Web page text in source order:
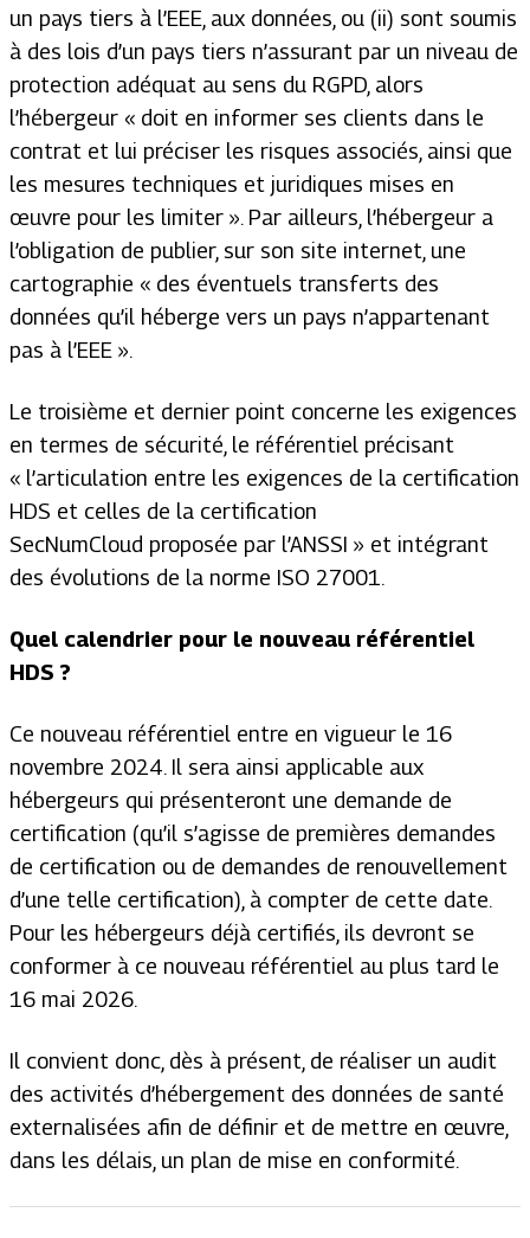
un pays tiers à l’EEE, aux données, ou (ii) sont soumis
à des lois d’un pays tiers n’assurant par un niveau de
protection adéquat au sens du RGPD, alors
l’hébergeur « doit en informer ses clients dans le
contrat et lui préciser les risques associés, ainsi que
les mesures techniques et juridiques mises en
œuvre pour les limiter ». Par ailleurs, l’hébergeur a
l’obligation de publier, sur son site internet, une
cartographie « des éventuels transferts des
données qu’il héberge vers un pays n’appartenant
pas à l’EEE ».
Le troisième et dernier point concerne les exigences
en termes de sécurité, le référentiel précisant
« l’articulation entre les exigences de la certification
HDS et celles de la certification
SecNumCloud proposée par l’ANSSI » et intégrant
des évolutions de la norme ISO 27001.
Quel calendrier pour le nouveau référentiel
HDS ?
Ce nouveau référentiel entre en vigueur le 16
novembre 2024. Il sera ainsi applicable aux
hébergeurs qui présenteront une demande de
certification (qu’il s’agisse de premières demandes
de certification ou de demandes de renouvellement
d’une telle certification), à compter de cette date.
Pour les hébergeurs déjà certifiés, ils devront se
conformer à ce nouveau référentiel au plus tard le
16 mai 2026.
Il convient donc, dès à présent, de réaliser un audit
des activités d’hébergement des données de santé
externalisées afin de définir et de mettre en œuvre,
dans les délais, un plan de mise en conformité.